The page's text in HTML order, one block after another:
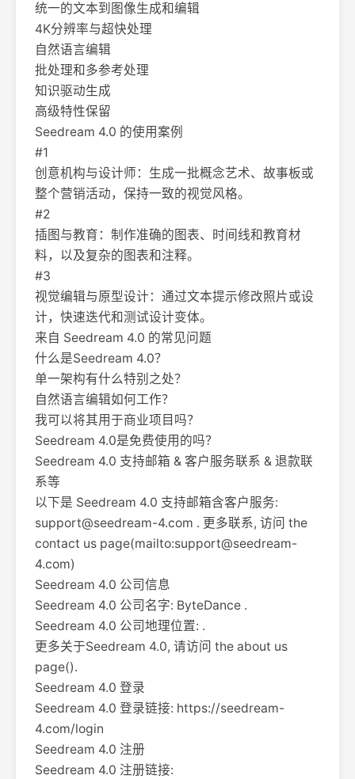
统一的文本到图像生成和编辑
4K分辨率与超快处理
自然语言编辑
批处理和多参考处理
知识驱动生成
高级特性保留
Seedream 4.0 的使用案例
#1
创意机构与设计师：生成一批概念艺术、故事板或
整个营销活动，保持一致的视觉风格。
#2
插图与教育：制作准确的图表、时间线和教育材
料，以及复杂的图表和注释。
#3
视觉编辑与原型设计：通过文本提示修改照片或设
计，快速迭代和测试设计变体。
来自 Seedream 4.0 的常见问题
什么是Seedream 4.0？
单一架构有什么特别之处？
自然语言编辑如何工作？
我可以将其用于商业项目吗？
Seedream 4.0是免费使用的吗？
Seedream 4.0 支持邮箱 & 客户服务联系 & 退款联
系等
以下是 Seedream 4.0 支持邮箱含客户服务:
support@seedream-4.com . 更多联系, 访问 the
contact us page(mailto:support@seedream-
4.com)
Seedream 4.0 公司信息
Seedream 4.0 公司名字: ByteDance .
Seedream 4.0 公司地理位置: .
更多关于Seedream 4.0, 请访问 the about us
page().
Seedream 4.0 登录
Seedream 4.0 登录链接: https://seedream-
4.com/login
Seedream 4.0 注册
Seedream 4.0 注册链接: